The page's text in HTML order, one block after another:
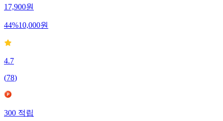
17,900원
44%10,000원
4.7
(78)
300적립